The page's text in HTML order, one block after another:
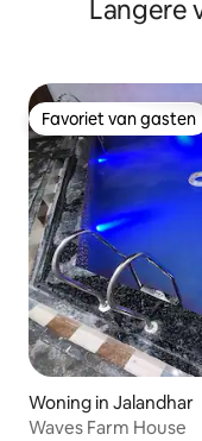
Langere
Favoriet van gasten
Favoriet van gasten
Woning in Jalandhar
Waves Farm House